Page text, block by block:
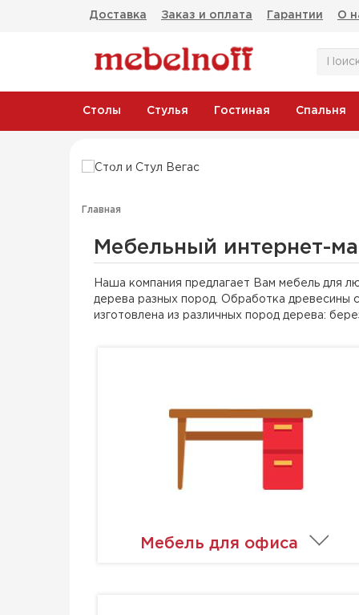
Доставка Заказ и оплата Гарантии О
Столы Стулья Гостиная Спальня
Главная
Мебельный интернет-
Наша компания предлагает Вам мебель для
дерева разных пород. Обработка древесины
изготовлена из различных пород дерева:
Мебель для офиса